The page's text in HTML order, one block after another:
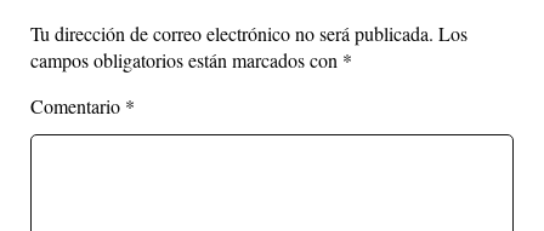
Tu dirección de correo electrónico no será publicada. Los
campos obligatorios están marcados con *
Comentario *